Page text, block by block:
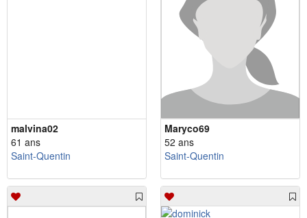
malvina02
61 ans
Saint-Quentin
Maryco69
52 ans
Saint-Quentin